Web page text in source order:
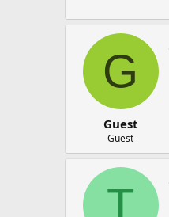
G
Guest
Guest
T